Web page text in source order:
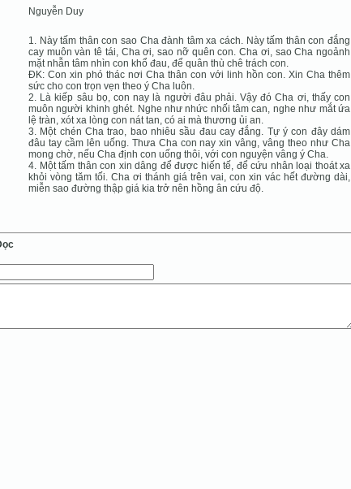
Nguyễn Duy
1. Này tấm thân con sao Cha đành tâm xa cách. Này tấm thân con đắng
cay muôn vàn tê tái, Cha ơi, sao nỡ quên con. Cha ơi, sao Cha ngoảnh
mặt nhẫn tâm nhìn con khổ đau, để quân thù chê trách con.
ÐK: Con xin phó thác nơi Cha thân con với linh hồn con. Xin Cha thêm
sức cho con trọn vẹn theo ý Cha luôn.
2. Là kiếp sâu bọ, con nay là người đâu phải. Vậy đó Cha ơi, thấy con
muôn người khinh ghét. Nghe như nhức nhối tâm can, nghe như mắt ứa
lệ tràn, xót xa lòng con nát tan, có ai mà thương ủi an.
3. Một chén Cha trao, bao nhiêu sầu đau cay đắng. Tự ý con đây dám
đâu tay cầm lên uống. Thưa Cha con nay xin vâng, vâng theo như Cha
mong chờ, nếu Cha định con uống thôi, với con nguyện vâng ý Cha.
4. Một tấm thân con xin dâng để được hiến tế, để cứu nhân loại thoát xa
khỏi vòng tăm tối. Cha ơi thánh giá trên vai, con xin vác hết đường dài,
miễn sao đường thập giá kia trở nên hồng ân cứu độ.